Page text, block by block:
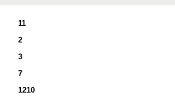
11
2
3
7
1210